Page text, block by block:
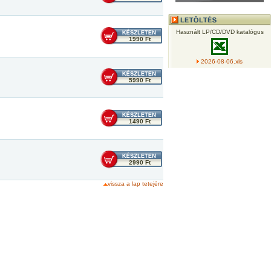
1990 Ft
5990 Ft
1490 Ft
2990 Ft
vissza a lap tetejére
Használt LP/CD/DVD katalógus
2026-08-06.xls